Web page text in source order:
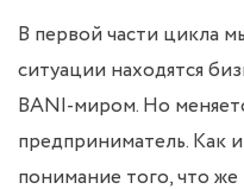
В первой части цикла
ситуации находятся
BANI-миром. Но
предприниматель. Как
понимание того, что же